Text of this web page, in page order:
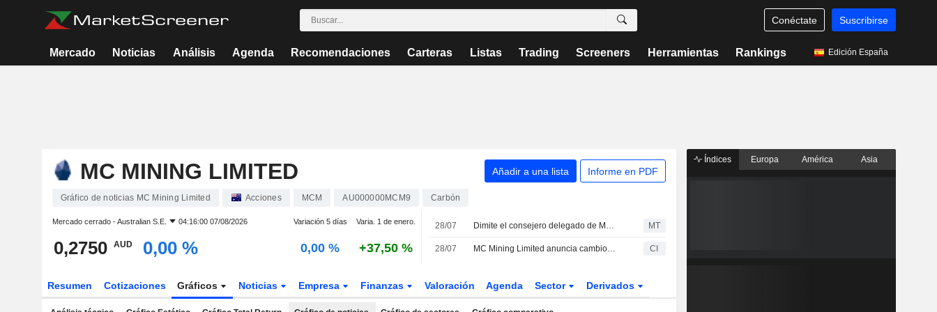
Conéctate Suscribirse
Mercado Noticias Análisis Agenda Recomendaciones Carteras Listas Trading Screeners Herramientas Rankings Edición España
MC MINING LIMITED Añadir a una lista Informe en PDF
Gráfico de noticias MC Mining Limited Acciones MCM AU000000MCM9 Carbón
Mercado cerrado -Australian S.E. 04:16:00 07/08/2026 Variación 5 días Varia. 1 de enero.
0,2750 AUD 0,00 % 0,00 % +37,50 %
28/07 Dimite el consejero delegado de MC Mining MT
28/07 MC Mining Limited anuncia cambios en su dirección ejecutiva, efectivos a partir del 29 de julio de 2026 CI
Resumen Cotizaciones Gráficos Noticias Empresa Finanzas Valoración Agenda Sector Derivados
Índices Europa América Asia